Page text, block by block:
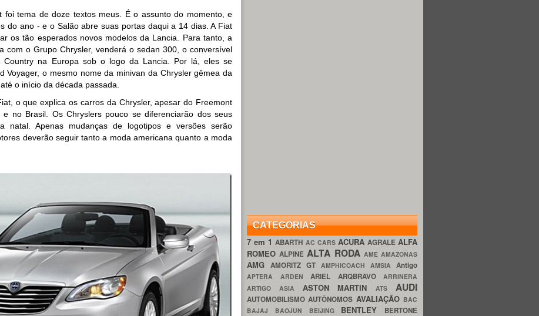
foi tema de doze textos meus. É o assunto do momento, e
do ano - e o Salão abre suas portas daqui a 14 dias. A Fiat
os tão esperados novos modelos da Lancia. Para tanto, a
com o Grupo Chrysler, venderá o sedan 300, o conversível
Country na Europa sob o logo da Lancia. Por lá, eles se
Voyager, o mesmo nome da minivan da Chrysler gêmea da
o início da década passada.
o que explica os carros da Chrysler, apesar do Freemont
no Brasil. Os Chryslers pouco se diferenciarão dos seus
natal. Apenas mudanças de logotipos e versões serão
deverão seguir tanto a moda americana quanto a moda
CATEGORIAS
7 em 1ABARTH AC CARS ACURA AGRALE ALFA
ROMEOALPINEALTA RODA AME AMAZONAS
AMG AMORITZ GT AMPHICOACH AMSIA Antigo
APTERA ARDEN ARIEL ARQBRAVO ARRINERA
ARTIGO ASIA ASTON MARTINATS AUDI
AUTOMOBILISMOAUTÔNOMOS AVALIAÇÃO BAC
BAJAJ BAOJUN BEIJING BENTLEY BERTONE